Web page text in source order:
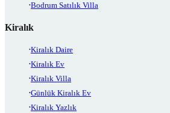
Bodrum Satılık Villa
Kiralık
Kiralık Daire
Kiralık Ev
Kiralık Villa
Günlük Kiralık Ev
Kiralık Yazlık